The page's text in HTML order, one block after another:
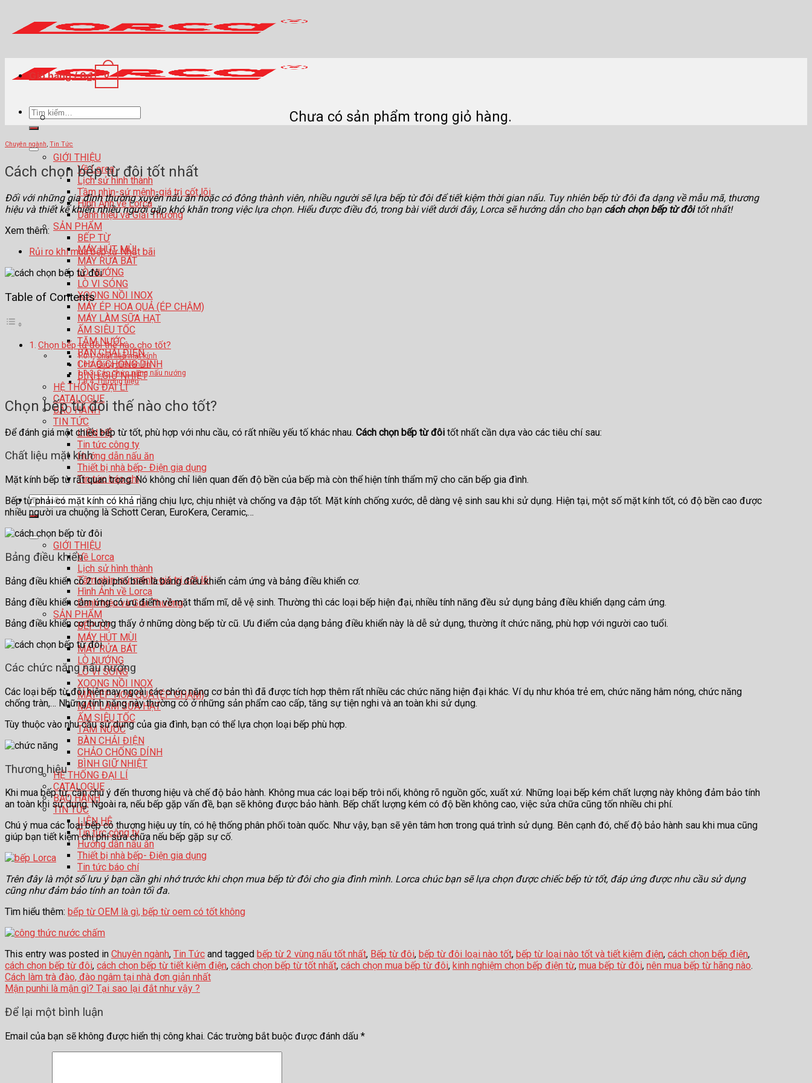
content
Tìm
kiếm:
GIỚI THIỆU
Về Lorca
Lịch sử hình thành
Tầm nhìn-sứ mệnh-giá trị cốt lõi
Hình Ảnh về Lorca
Danh hiệu và Giải Thưởng
SẢN PHẨM
BẾP TỪ
MÁY HÚT MÙI
MÁY RỬA BÁT
LÒ NƯỚNG
LÒ VI SÓNG
XOONG NỒI INOX
MÁY ÉP HOA QUẢ (ÉP CHẬM)
MÁY LÀM SỮA HẠT
ẤM SIÊU TỐC
TĂM NƯỚC
BÀN CHẢI ĐIỆN
CHẢO CHỐNG DÍNH
BÌNH GIỮ NHIỆT
HỆ THỐNG ĐẠI LÍ
CATALOGUE
BẢO HÀNH
TIN TỨC
LIÊN HỆ
Tin tức công ty
Hướng dẫn nấu ăn
Thiết bị nhà bếp- Điện gia dụng
Tin tức báo chí
Tìm
kiếm:
GIỚI THIỆU
Về Lorca
Lịch sử hình thành
Tầm nhìn-sứ mệnh-giá trị cốt lõi
Hình Ảnh về Lorca
Danh hiệu và Giải Thưởng
SẢN PHẨM
BẾP TỪ
MÁY HÚT MÙI
MÁY RỬA BÁT
LÒ NƯỚNG
LÒ VI SÓNG
XOONG NỒI INOX
MÁY ÉP HOA QUẢ (ÉP CHẬM)
MÁY LÀM SỮA HẠT
ẤM SIÊU TỐC
TĂM NƯỚC
BÀN CHẢI ĐIỆN
CHẢO CHỐNG DÍNH
BÌNH GIỮ NHIỆT
HỆ THỐNG ĐẠI LÍ
CATALOGUE
BẢO HÀNH
TIN TỨC
LIÊN HỆ
Tin tức công ty
Hướng dẫn nấu ăn
Thiết bị nhà bếp- Điện gia dụng
Tin tức báo chí
Giỏ hàng /0₫ 0
Chưa có sản phẩm trong giỏ hàng.
Chuyên ngành, Tin Tức
Cách chọn bếp từ đôi tốt nhất
Đối với những gia đình thường xuyên nấu ăn hoặc có đông thành viên, nhiều người sẽ lựa bếp từ đôi để tiết kiệm thời gian nấu. Tuy nhiên bếp từ đôi đa dạng về mẫu mã, thương
hiệu và thiết kế khiến nhiều người gặp khó khăn trong việc lựa chọn. Hiểu được điều đó, trong bài viết dưới đây, Lorca sẽ hướng dẫn cho bạncách chọn bếp từ đôitốt nhất!
Xem thêm:
Rủi ro khi mua bếp từ Nhật bãi
Table of Contents
Chọn bếp từ đôi thế nào cho tốt?
Chất liệu mặt kính
Bảng điều khiển
Các chức năng nấu nướng
Thương hiệu
Chọn bếp từ đôi thế nào cho tốt?
Để đánh giá một chiếc bếp từ tốt, phù hợp với nhu cầu, có rất nhiều yếu tố khác nhau. Cách chọn bếp từ đôi tốt nhất cần dựa vào các tiêu chí sau:
Chất liệu mặt kính
Mặt kính bếp từ rất quan trọng. Nó không chỉ liên quan đến độ bền của bếp mà còn thể hiện tính thẩm mỹ cho căn bếp gia đình.
Bếp từ phải có mặt kính có khả năng chịu lực, chịu nhiệt và chống va đập tốt. Mặt kính chống xước, dễ dàng vệ sinh sau khi sử dụng. Hiện tại, một số mặt kính tốt, có độ bền cao được
nhiều người ưa chuộng là Schott Ceran, EuroKera, Ceramic,…
Bảng điều khiển
Bảng điều khiển có 2 loại phổ biến là bảng điều khiển cảm ứng và bảng điều khiển cơ.
Bảng điều khiển cảm ứng có ưu điểm về mặt thẩm mĩ, dễ vệ sinh. Thường thì các loại bếp hiện đại, nhiều tính năng đều sử dụng bảng điều khiển dạng cảm ứng.
Bảng điều khiển cơ thường thấy ở những dòng bếp từ cũ. Ưu điểm của dạng bảng điều khiển này là dễ sử dụng, thường ít chức năng, phù hợp với người cao tuổi.
Các chức năng nấu nướng
Các loại bếp từ đôi hiện nay ngoài các chức năng cơ bản thì đã được tích hợp thêm rất nhiều các chức năng hiện đại khác. Ví dụ như khóa trẻ em, chức năng hâm nóng, chức năng
chống tràn,… Những tính năng này thường có ở những sản phẩm cao cấp, tăng sự tiện nghi và an toàn khi sử dụng.
Tùy thuộc vào nhu cầu sử dụng của gia đình, bạn có thể lựa chọn loại bếp phù hợp.
Thương hiệu
Khi mua bếp từ, cần chú ý đến thương hiệu và chế độ bảo hành. Không mua các loại bếp trôi nổi, không rõ nguồn gốc, xuất xứ. Những loại bếp kém chất lượng này không đảm bảo tính
an toàn khi sử dụng. Ngoài ra, nếu bếp gặp vấn đề, bạn sẽ không được bảo hành. Bếp chất lượng kém có độ bền không cao, việc sửa chữa cũng tốn nhiều chi phí.
Chú ý mua các loại bếp có thương hiệu uy tín, có hệ thống phân phối toàn quốc. Như vậy, bạn sẽ yên tâm hơn trong quá trình sử dụng. Bên cạnh đó, chế độ bảo hành sau khi mua cũng
giúp bạn tiết kiệm chi phí sửa chữa nếu bếp gặp sự cố.
Trên đây là một số lưu ý bạn cần ghi nhớ trước khi chọn mua bếp từ đôi cho gia đình mình. Lorca chúc bạn sẽ lựa chọn được chiếc bếp từ tốt, đáp ứng được nhu cầu sử dụng
cũng như đảm bảo tính an toàn tối đa.
Tìm hiểu thêm: bếp từ OEM là gì, bếp từ oem có tốt không
This entry was posted in Chuyên ngành, Tin Tức and tagged bếp từ 2 vùng nấu tốt nhất, Bếp từ đôi, bếp từ đôi loại nào tốt, bếp từ loại nào tốt và tiết kiệm điện, cách chọn bếp điện,
cách chọn bếp từ đôi, cách chọn bếp từ tiết kiệm điện, cách chọn bếp từ tốt nhất, cách chọn mua bếp từ đôi, kinh nghiệm chọn bếp điện từ, mua bếp từ đôi, nên mua bếp từ hãng nào.
Cách làm trà đào, đào ngâm tại nhà đơn giản nhất
Mận punhi là mận gì? Tại sao lại đắt như vậy ?
Để lại một bình luận
Email của bạn sẽ không được hiển thị công khai. Các trường bắt buộc được đánh dấu *